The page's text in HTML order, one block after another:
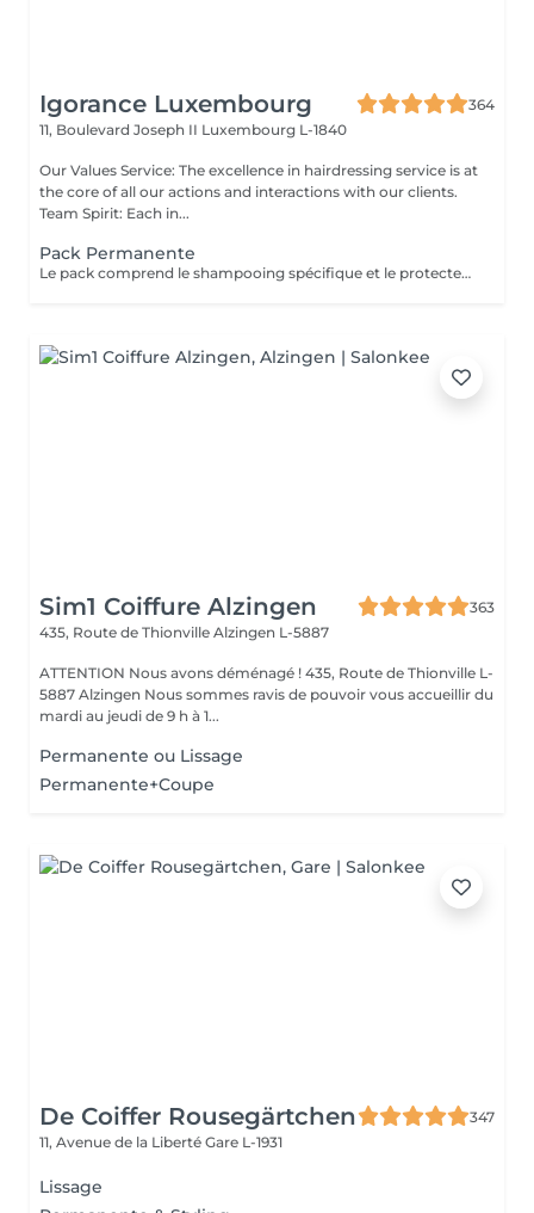
Igorance Luxembourg
364
11, Boulevard Joseph II Luxembourg L-1840
Our Values Service: The excellence in hairdressing service is at
the core of all our actions and interactions with our clients.
Team Spirit: Each in...
Pack Permanente
Le pack comprend le shampooing spécifique et le protecteur REDKEN , la permanente avec les produits LOREAL PROFESSIONNEL , le conditionneur REDKEN , le séchage et les produits de styling REDKEN Option Coupe : la coupe IGORANCE (finition sur cheveux secs), le séchage et les produits de styling REDKEN. * Tarifs à titre indicatifs à confirmer après la consultation personnalisée établit auprès de votre coiffeur/stylist/spécialiste * La direction se réserve le droit d’apporter des modifications pour le bon fonctionnement du salon
Sim1 Coiffure Alzingen
363
435, Route de Thionville Alzingen L-5887
ATTENTION Nous avons déménagé ! 435, Route de Thionville L-
5887 Alzingen Nous sommes ravis de pouvoir vous accueillir du
mardi au jeudi de 9 h à 1...
Permanente ou Lissage
Permanente+Coupe
De Coiffer Rousegärtchen
347
11, Avenue de la Liberté Gare L-1931
Lissage